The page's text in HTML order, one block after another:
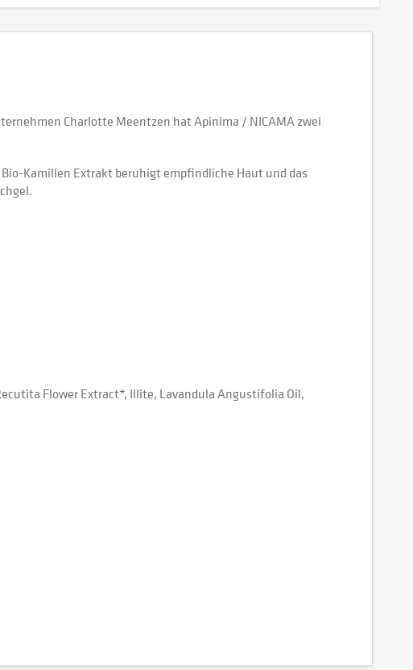
Charlotte Meentzen hat Apinima / NICAMA zwei
Kamillen Extrakt beruhigt empfindliche Haut und das
Flower Extract*, Illite, Lavandula Angustifolia Oil,